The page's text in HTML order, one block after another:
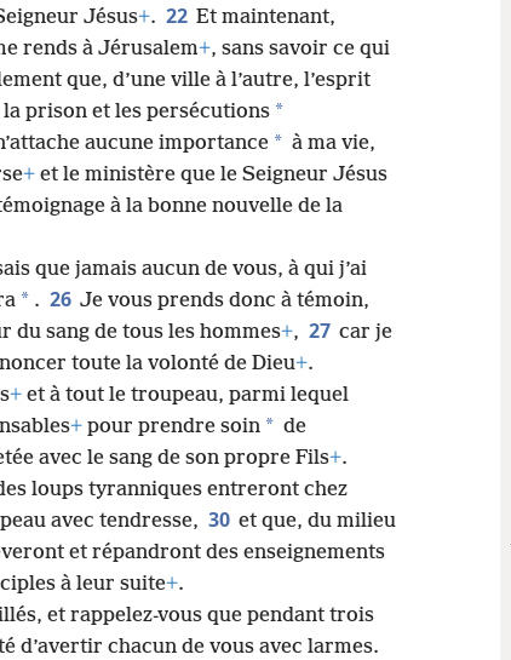
Jésus+. 22 Et maintenant,
rends à Jérusalem+, sans savoir ce qui
que, d’une ville à l’autre, l’esprit
prison et les persécutions *
aucune importance * à ma vie,
+ et le ministère que le Seigneur Jésus
à la bonne nouvelle de la
que jamais aucun de vous, à qui j’ai
* . 26 Je vous prends donc à témoin,
du sang de tous les hommes+, 27 car je
toute la volonté de Dieu+.
+ et à tout le troupeau, parmi lequel
+ pour prendre soin * de
avec le sang de son propre Fils+.
loups tyranniques entreront chez
avec tendresse, 30 et que, du milieu
et répandront des enseignements
à leur suite+.
et rappelez-vous que pendant trois
d’avertir chacun de vous avec larmes.